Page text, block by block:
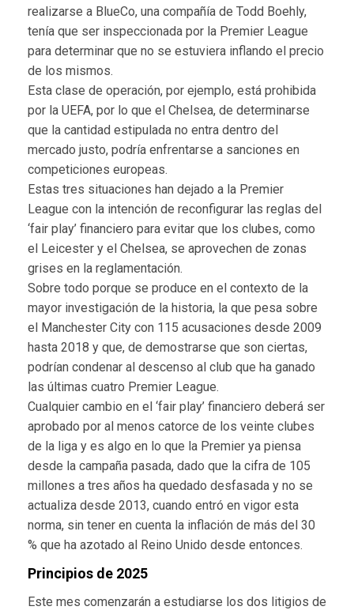
realizarse a BlueCo, una compañía de Todd Boehly,
tenía que ser inspeccionada por la Premier League
para determinar que no se estuviera inflando el precio
de los mismos.
Esta clase de operación, por ejemplo, está prohibida
por la UEFA, por lo que el Chelsea, de determinarse
que la cantidad estipulada no entra dentro del
mercado justo, podría enfrentarse a sanciones en
competiciones europeas.
Estas tres situaciones han dejado a la Premier
League con la intención de reconfigurar las reglas del
‘fair play’ financiero para evitar que los clubes, como
el Leicester y el Chelsea, se aprovechen de zonas
grises en la reglamentación.
Sobre todo porque se produce en el contexto de la
mayor investigación de la historia, la que pesa sobre
el Manchester City con 115 acusaciones desde 2009
hasta 2018 y que, de demostrarse que son ciertas,
podrían condenar al descenso al club que ha ganado
las últimas cuatro Premier League.
Cualquier cambio en el ‘fair play’ financiero deberá ser
aprobado por al menos catorce de los veinte clubes
de la liga y es algo en lo que la Premier ya piensa
desde la campaña pasada, dado que la cifra de 105
millones a tres años ha quedado desfasada y no se
actualiza desde 2013, cuando entró en vigor esta
norma, sin tener en cuenta la inflación de más del 30
% que ha azotado al Reino Unido desde entonces.
Principios de 2025
Este mes comenzarán a estudiarse los dos litigios de